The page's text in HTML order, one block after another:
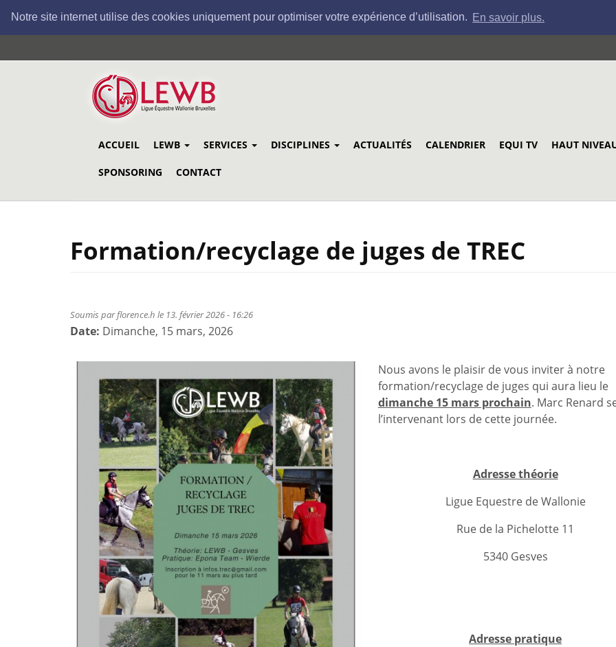
Notre site internet utilise des cookies uniquement pour optimiser votre expérience d’utilisation. En savoir plus.
au
ACCUEIL LEWB SERVICES DISCIPLINES ACTUALITÉS CALENDRIER EQUI TV HAUT
SPONSORING CONTACT
Formation/recyclage de juges de TREC
Soumis parflorence.h le 13. février 2026 - 16:26
Date: Dimanche, 15 mars, 2026
Nous avons le plaisir de vous inviter à notre
formation/recyclage de juges qui aura lieu le
dimanche 15 mars prochain. Marc Renard
l’intervenant lors de cette journée.
Adresse théorie
Ligue Equestre de Wallonie
Rue de la Pichelotte 11
5340 Gesves
Adresse pratique